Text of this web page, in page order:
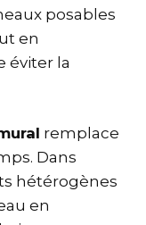
posables
en
éviter la
remplace
Dans
hétérogènes
en